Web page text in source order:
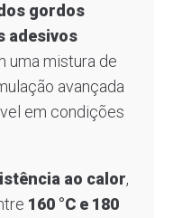
gordos
adesivos
uma mistura de
avançada
em condições
ao calor,
160 °C e 180